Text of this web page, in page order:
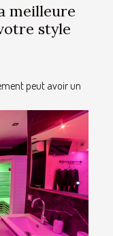
meilleure
style
peut avoir un